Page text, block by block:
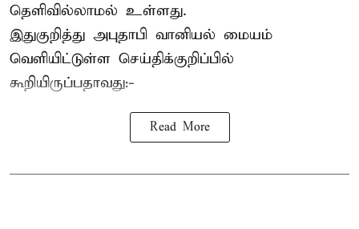
தெளிவில்லாமல் உள்ளது.
இதுகுறித்து அபுதாபி வானியல் மையம்
வெளியிட்டுள்ள செய்திக்குறிப்பில்
கூறியிருப்பதாவது:-
Read More